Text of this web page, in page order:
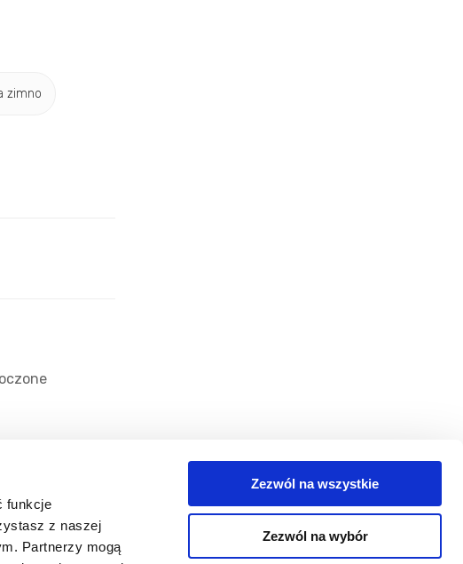
funkcje
z naszej
Partnerzy mogą
Zezwól na wszystkie
Zezwól na wybór
zimno
Kategorie
Kontakt